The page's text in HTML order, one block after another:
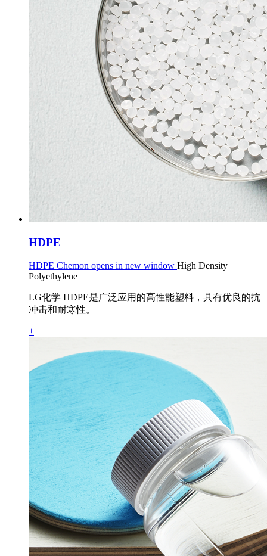
HDPE
HDPE Chemon opens in new window High Density
Polyethylene
LG化学 HDPE是广泛应用的高性能塑料，具有优良的抗
冲击和耐寒性。
+